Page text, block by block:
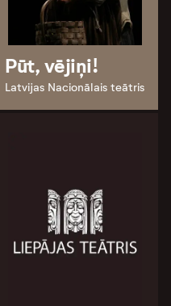
Pūt, vējiņi!
Latvijas Nacionālais teātris